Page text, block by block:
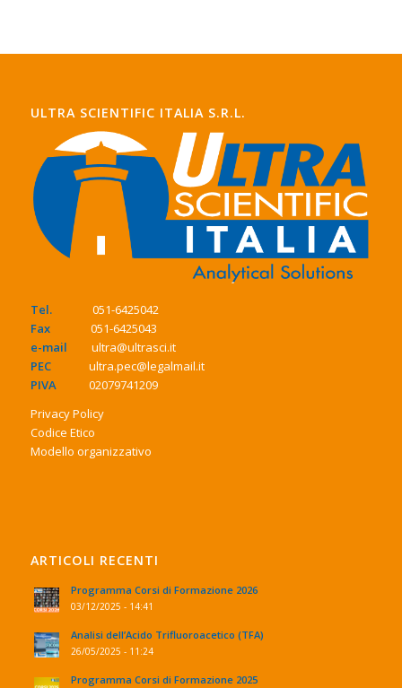
ULTRA SCIENTIFIC ITALIA S.R.L.
Tel. 051-6425042
Fax 051-6425043
e-mail ultra@ultrasci.it
PECultra.pec@legalmail.it
PIVA02079741209
Privacy Policy
Codice Etico
Modello organizzativo
ARTICOLI RECENTI
Programma Corsi di Formazione 2026
03/12/2025 - 14:41
Analisi dell’Acido Trifluoroacetico (TFA)
26/05/2025 - 11:24
Programma Corsi di Formazione 2025